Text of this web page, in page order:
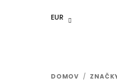
EUR
DOMOV /